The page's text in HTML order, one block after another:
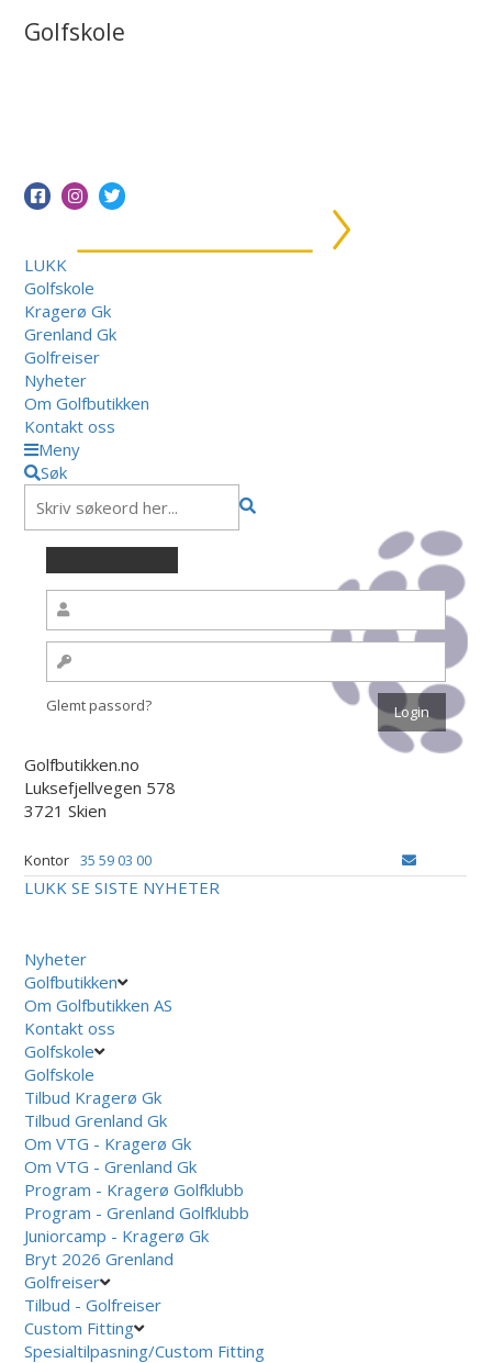
Golfskole
LUKK
Golfskole
Kragerø Gk
Grenland Gk
Golfreiser
Nyheter
Om Golfbutikken
Kontakt oss
Meny
Søk
Glemt passord?
Golfbutikken.no
Luksefjellvegen 578
3721 Skien
Kontor 35 59 03 00
LUKK SE SISTE NYHETER
Nyheter
Golfbutikken
Om Golfbutikken AS
Kontakt oss
Golfskole
Golfskole
Tilbud Kragerø Gk
Tilbud Grenland Gk
Om VTG - Kragerø Gk
Om VTG - Grenland Gk
Program - Kragerø Golfklubb
Program - Grenland Golfklubb
Juniorcamp - Kragerø Gk
Bryt 2026 Grenland
Golfreiser
Tilbud - Golfreiser
Custom Fitting
Spesialtilpasning/Custom Fitting